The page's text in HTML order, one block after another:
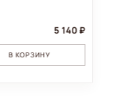
5 140 ₽
В КОРЗИНУ